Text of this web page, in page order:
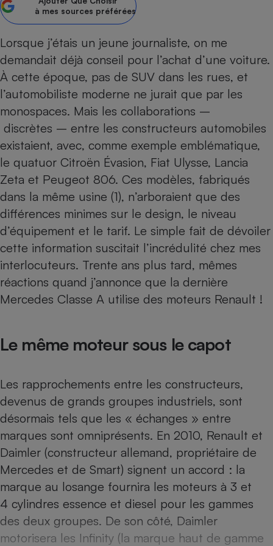
à mes sources préférées
Lorsque j’étais un jeune journaliste, on me
demandait déjà conseil pour l’achat d’une voiture.
À cette époque, pas de SUV dans les rues, et
l’automobiliste moderne ne jurait que par les
monospaces. Mais les collaborations –
discrètes – entre les constructeurs automobiles
existaient, avec, comme exemple emblématique,
le quatuor Citroën Évasion, Fiat Ulysse, Lancia
Zeta et Peugeot 806. Ces modèles, fabriqués
dans la même usine (1), n’arboraient que des
différences minimes sur le design, le niveau
d’équipement et le tarif. Le simple fait de dévoiler
cette information suscitait l’incrédulité chez mes
interlocuteurs. Trente ans plus tard, mêmes
réactions quand j’annonce que la dernière
Mercedes Classe A utilise des moteurs Renault !
Le même moteur sous le capot
Les rapprochements entre les constructeurs,
devenus de grands groupes industriels, sont
désormais tels que les « échanges » entre
marques sont omniprésents. En 2010, Renault et
Daimler (constructeur allemand, propriétaire de
Mercedes et de Smart) signent un accord : la
marque au losange fournira les moteurs à 3 et
4 cylindres essence et diesel pour les gammes
des deux groupes. De son côté, Daimler
motorisera les Infinity (la marque haut de gamme
alimentaire
bouteille
Assurance emprunteur
Banque
Lave-linge
Plaque de cuisson à
Climatiseur -
Ventilateur
Téléviseur
Téléphone mobile -
Antivirus
Matelas
Radiateur électrique
Mutuelle
Antimoustique